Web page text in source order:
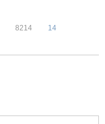
8214 14